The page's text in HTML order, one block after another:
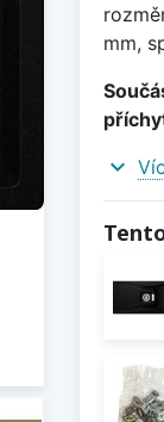
mm,
expand_more